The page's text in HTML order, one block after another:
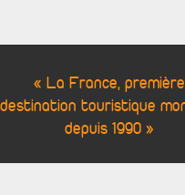
« La France, première
destination touristique
depuis 1990 »